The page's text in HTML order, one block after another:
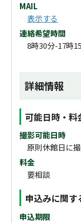
MAIL
表示する
連絡希望時間
8時30分-17時
詳細情報
可能日時・料
撮影可能日時
原則休館日に
料金
要相談
申込みに関す
申込期限